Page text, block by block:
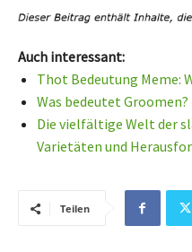
Auch interessant:
Thot Bedeutung Meme:
Was bedeutet
Die vielfältige Welt der
Varietäten und
Teilen